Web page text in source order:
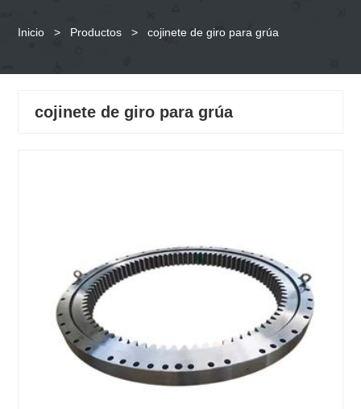
Inicio > Productos > cojinete de giro para grúa
cojinete de giro para grúa